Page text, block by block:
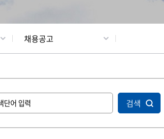
채용공고
검색